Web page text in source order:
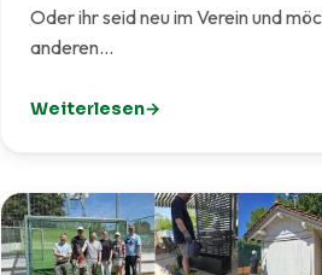
Oder ihr seid neu im Verein und
anderen…
Weiterlesen
: Spielpartner gesucht? Unser